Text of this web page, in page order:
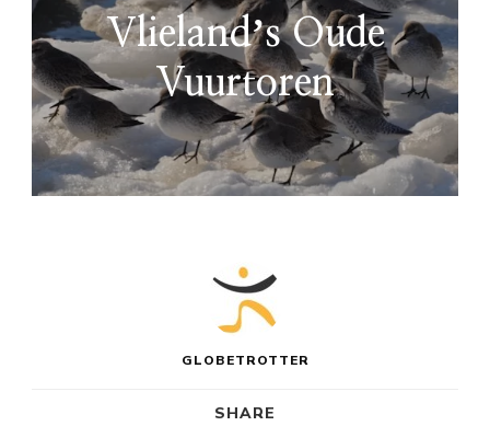
Vlielandʼs Oude
Vuurtoren
GLOBETROTTER
SHARE